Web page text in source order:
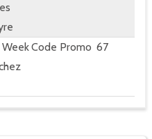
Code Promo 67